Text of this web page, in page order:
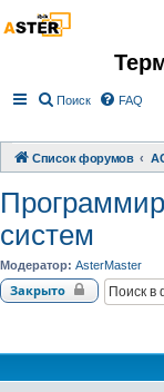
Поиск FAQ
Список форумов
систем
Модератор: AsterMaster
Закрыто